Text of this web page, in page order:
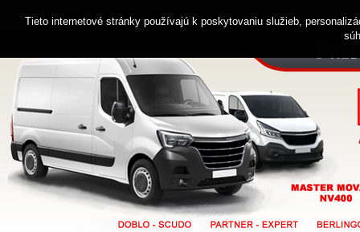
Zákaznícka linka 0914 238 482
Tieto internetové stránky používajú k poskytovaniu služieb,